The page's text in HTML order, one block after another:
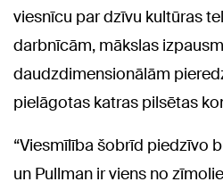
viesnīcu par dzīvu kultūras
darbnīcām, mākslas
daudzdimensionālām
pielāgotas katras pilsētas
“Viesmīlība šobrīd piedzīvo
un Pullman ir viens no